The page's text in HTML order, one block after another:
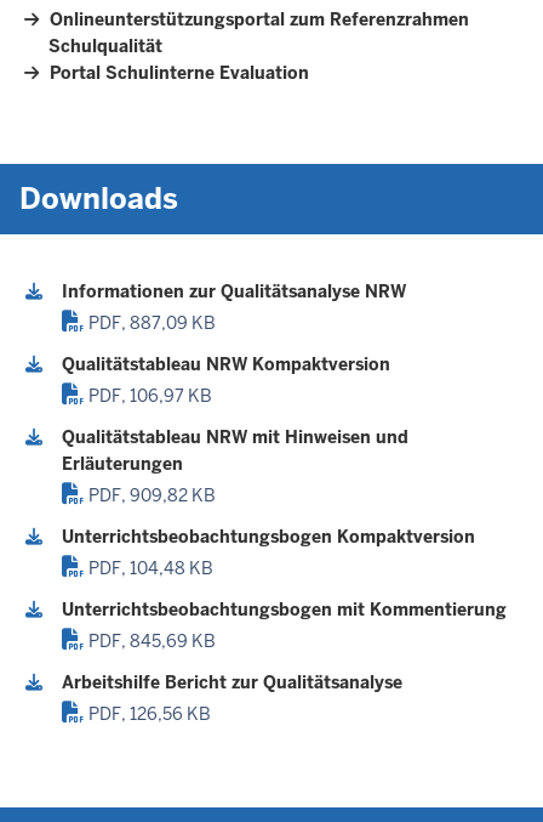
Onlineunterstützungsportal zum Referenzrahmen
Schulqualität
Portal Schulinterne Evaluation
Downloads
Informationen zur Qualitätsanalyse NRW
PDF, 887,09 KB
Qualitätstableau NRW Kompaktversion
PDF, 106,97 KB
Qualitätstableau NRW mit Hinweisen und
Erläuterungen
PDF, 909,82 KB
Unterrichtsbeobachtungsbogen Kompaktversion
PDF, 104,48 KB
Unterrichtsbeobachtungsbogen mit Kommentierung
PDF, 845,69 KB
Arbeitshilfe Bericht zur Qualitätsanalyse
PDF, 126,56 KB